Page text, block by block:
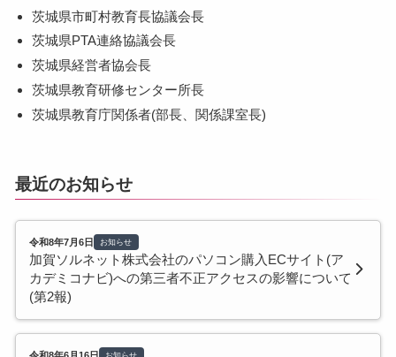
茨城県市町村教育長協議会長
茨城県PTA連絡協議会長
茨城県経営者協会長
茨城県教育研修センター所長
茨城県教育庁関係者(部長、関係課室長)
最近のお知らせ
令和8年7月6日 お知らせ
加賀ソルネット株式会社のパソコン購入ECサイト(ア
カデミコナビ)への第三者不正アクセスの影響について
(第2報)
お知らせ